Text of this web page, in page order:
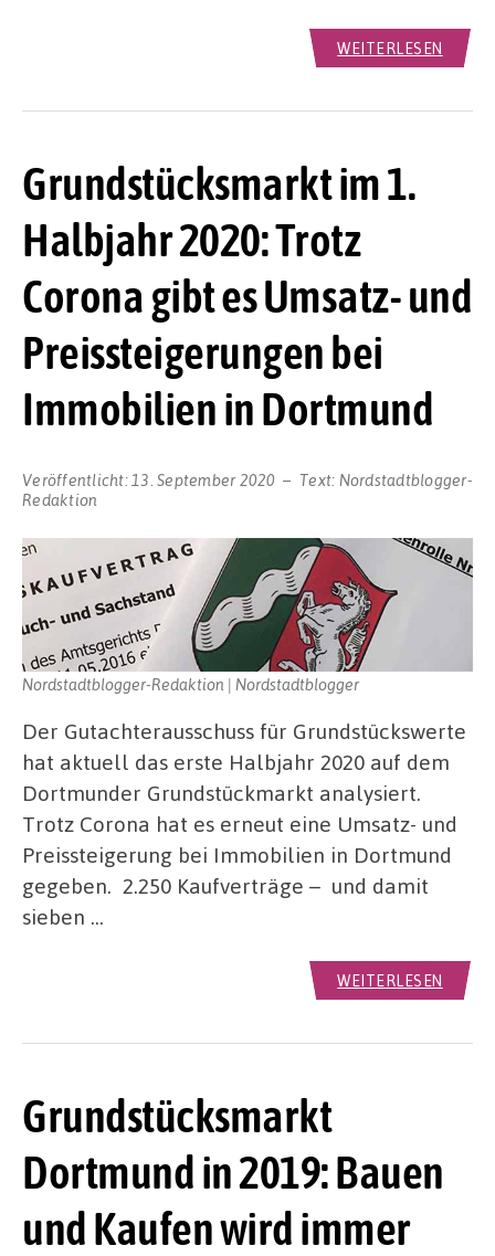
WEITERLESEN
Grundstücksmarkt im 1.
Halbjahr 2020: Trotz
Corona gibt es Umsatz- und
Preissteigerungen bei
Immobilien in Dortmund
Veröffentlicht: 13. September 2020 Text: Nordstadtblogger-
Redaktion
Nordstadtblogger-Redaktion | Nordstadtblogger
Der Gutachterausschuss für Grundstückswerte
hat aktuell das erste Halbjahr 2020 auf dem
Dortmunder Grundstückmarkt analysiert.
Trotz Corona hat es erneut eine Umsatz- und
Preissteigerung bei Immobilien in Dortmund
gegeben. 2.250 Kaufverträge – und damit
sieben …
WEITERLESEN
Grundstücksmarkt
Dortmund in 2019: Bauen
und Kaufen wird immer